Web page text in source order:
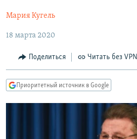
Вернутся
навигации
Вернутся
поиску
МНЕНИЯ
КУЛЬТУРА
IDEL.РЕАЛИИ
СЕВЕР.РЕАЛИИ
Мария Кугель
18 марта 2020
Поделиться Читать без VPN
Приоритетный источник в Google